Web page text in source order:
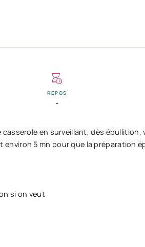
REPOS
-
casserole en surveillant, dès
environ 5 mn pour que la préparation
si on veut